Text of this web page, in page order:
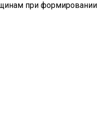
при формировании